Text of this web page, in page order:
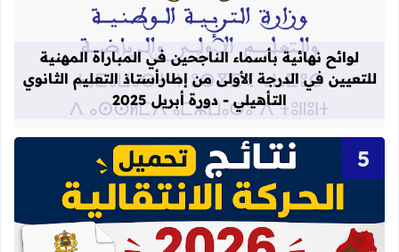
لوائح نهائية بأسماء الناجحين في المباراة المهنية
للتعيين في الدرجة الأولى من إطارأستاذ التعليم الثانوي
التأهيلي - دورة أبريل 2025